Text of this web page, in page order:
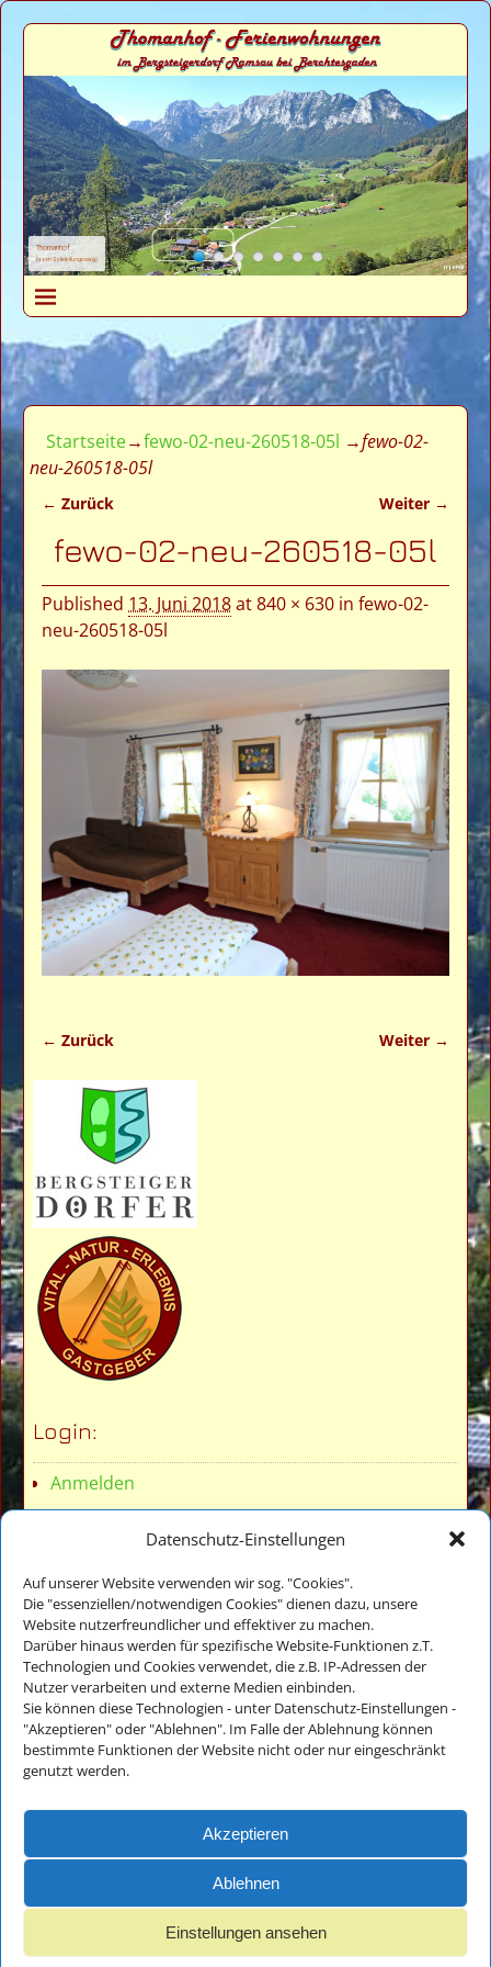
Datenschutz-Einstellungen
Auf unserer Website verwenden wir sog. "Cookies".
Die "essenziellen/notwendigen Cookies" dienen dazu, unsere
Website nutzerfreundlicher und effektiver zu machen.
Darüber hinaus werden für spezifische Website-Funktionen z.T.
Technologien und Cookies verwendet, die z.B. IP-Adressen der
Nutzer verarbeiten und externe Medien einbinden.
Sie können diese Technologien - unter Datenschutz-Einstellungen -
"Akzeptieren" oder "Ablehnen". Im Falle der Ablehnung können
bestimmte Funktionen der Website nicht oder nur eingeschränkt
genutzt werden.
Akzeptieren
Ablehnen
Einstellungen ansehen
Thomanhof
(vom Soleleitungsweg)
Startseite→fewo-02-neu-260518-05l →fewo-02-
neu-260518-05l
← Zurück Weiter →
fewo-02-neu-260518-05l
Published 13. Juni 2018at840 × 630 infewo-02-
neu-260518-05l
← Zurück Weiter →
Login:
Anmelden
Veronika Thomae
Thomanhof - Ferienwohnungen
Auf der Reiten 18
D-83486 Ramsau bei Berchtesgaden
Tel.: +49(0)8657-983818
und
Datenschutz
Impressum und Datenschutz